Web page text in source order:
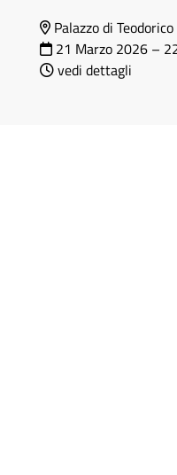
Palazzo di Teodorico
21 Marzo 2026–
vedi dettagli